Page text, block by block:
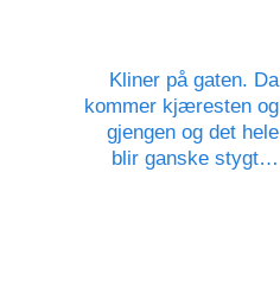
Kliner på gaten. Da
kommer kjæresten og
gjengen og det hele
blir ganske stygt…